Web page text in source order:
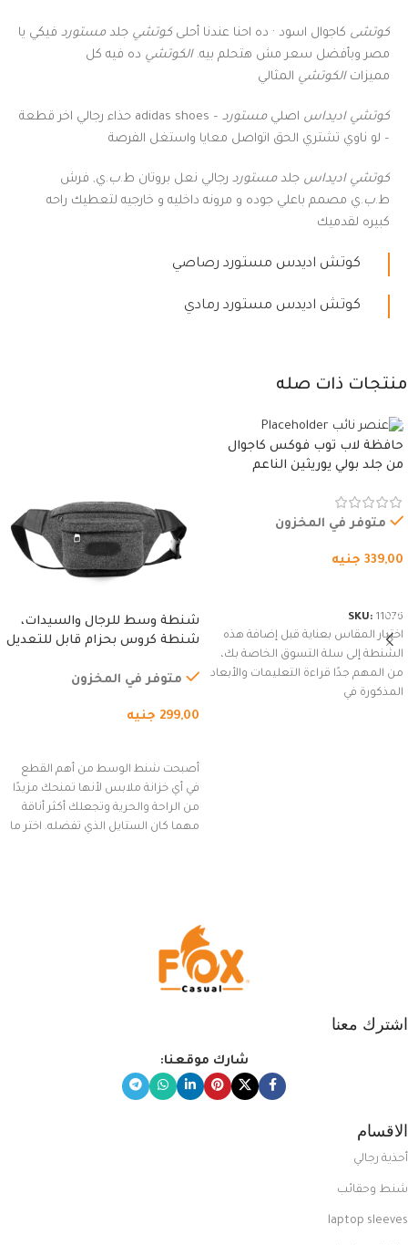
كوتشى كاجوال اسود · ده احنا عندنا أحلى كوتشي جلدمستورد فيكي يا
مصر وبأفضل سعر مش هتحلم بيه.الكوتشي ده فيه كل
مميزاتالكوتشي المثالي
كوتشي اديداس اصليمستورد
– adidas shoes حذاء رجالي اخر قطعة
– لو ناوي تشتري الحق اتواصل معايا واستغل الفرصة
كوتشي اديداس جلدمستورد رجالي نعل بروتان ط.ب .ي, فرش
ط.ب .ي مصمم باعلي جوده و مرونه داخليه و خارجيه لتعطيك راحه
كبيره لقدميك
كوتش اديدس مستورد رصاصي
كوتش اديدس مستورد رمادي
منتجات ذات صله
حافظة لاب توب فوكس كاجوال
من جلد بولي يوريثين الناعم
وسوستة.
متوفر في المخزون
339,00 جنيه
SKU: 11076
اختيار المقاس بعناية قبل إضافة هذه
الشنطة إلى سلة التسوق الخاصة بك،
من المهم جدًا قراءة التعليمات والأبعاد
المذكورة في
شنطة وسط للرجال والسيدات،
شنطة كروس بحزام قابل للتعديل
السفر، الجري العادي، المشي
(رمادي)
متوفر في المخزون
299,00 جنيه
أصبحت شنط الوسط من أهم القطع
في أي خزانة ملابس لأنها تمنحك مزيدًا
من الراحة والحرية وتجعلك أكثر أناقة
مهما كان الستايل الذي تفضله. اختر ما
اشترك معنا
شارك موقعنا:
الاقسام
أحذية رجالي
شنط وحقائب
laptop sleeves